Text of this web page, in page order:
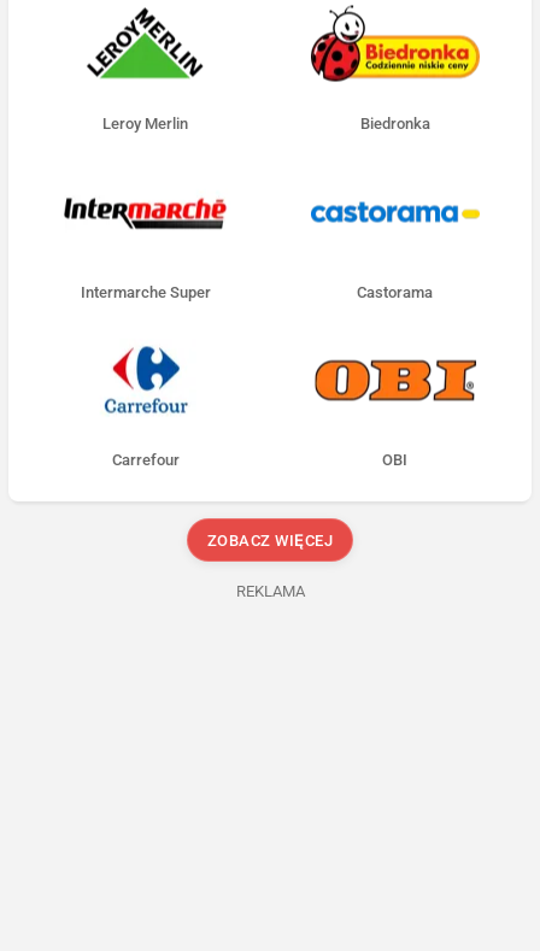
Leroy Merlin Biedronka
Intermarche Super Castorama
Carrefour OBI
ZOBACZ WIĘCEJ
REKLAMA